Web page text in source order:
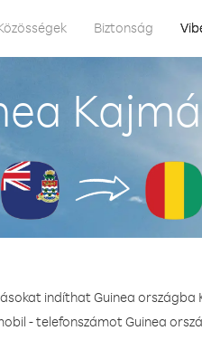
Biztonság
indíthat Guinea országba
- telefonszámot Guinea